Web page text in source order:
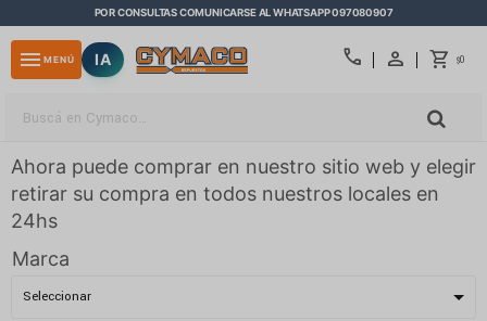
POR CONSULTAS COMUNICARSE AL WHATSAPP 097080907
call $0
menu MENÚ IA
Ahora puede comprar en nuestro sitio web y elegir
retirar su compra en todos nuestros locales en
24hs
Marca
close